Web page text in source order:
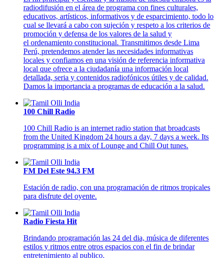
radiodifusión en el área de programa con fines culturales,
educativos, artísticos, informativos y de esparcimiento, todo lo
cual se llevará a cabo con sujeción y respeto a los criterios de
promoción y defensa de los valores de la salud y
el ordenamiento constitucional. Transmitimos desde Lima
Perú, pretendemos atender las necesidades informativas
locales y confiamos en una visión de referencia informativa
local que ofrece a la ciudadanía una información local
detallada, seria y contenidos radiofónicos útiles y de calidad.
Damos la importancia a programas de educación a la salud.
100 Chill Radio
100 Chill Radio is an internet radio station that broadcasts
from the United Kingdom 24 hours a day, 7 days a week. Its
programming is a mix of Lounge and Chill Out tunes.
FM Del Este 94.3 FM
Estación de radio, con una programación de ritmos tropicales
para disfrute del oyente.
Radio Fiesta Hit
Brindando programación las 24 del dia, música de diferentes
estilos y ritmos entre otros espacios con el fin de brindar
entretenimiento al publico.